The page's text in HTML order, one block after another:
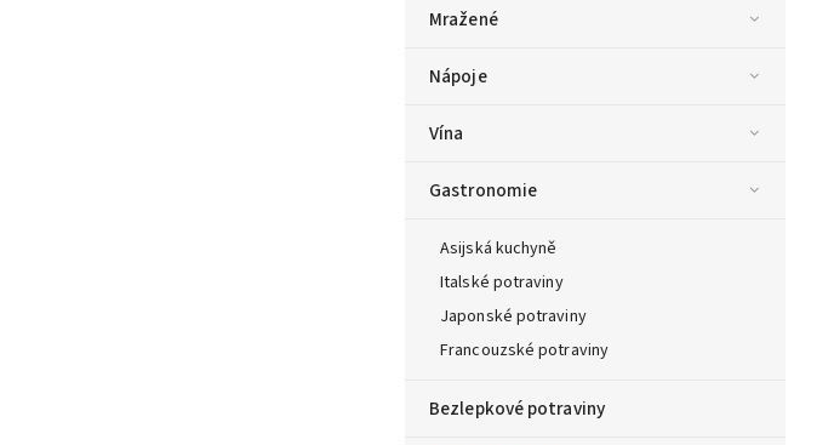
Mražené
Nápoje
Vína
Gastronomie
Asijská kuchyně
Italské potraviny
Japonské potraviny
Francouzské potraviny
Bezlepkové potraviny